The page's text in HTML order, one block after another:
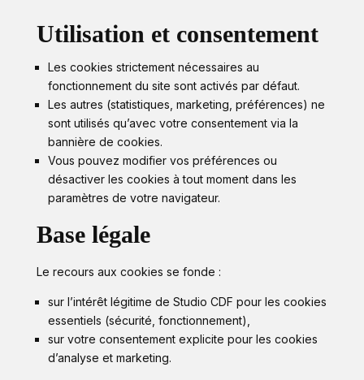
Utilisation et consentement
Les cookies strictement nécessaires au
fonctionnement du site sont activés par défaut.
Les autres (statistiques, marketing, préférences) ne
sont utilisés qu’avec votre consentement via la
bannière de cookies.
Vous pouvez modifier vos préférences ou
désactiver les cookies à tout moment dans les
paramètres de votre navigateur.
Base légale
Le recours aux cookies se fonde :
sur l’intérêt légitime de Studio CDF pour les cookies
essentiels (sécurité, fonctionnement),
sur votre consentement explicite pour les cookies
d’analyse et marketing.